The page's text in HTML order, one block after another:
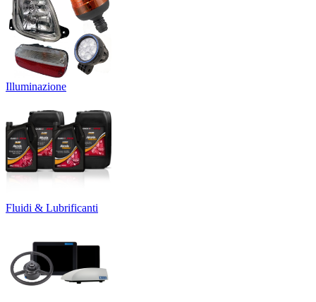
Illuminazione
Fluidi & Lubrificanti